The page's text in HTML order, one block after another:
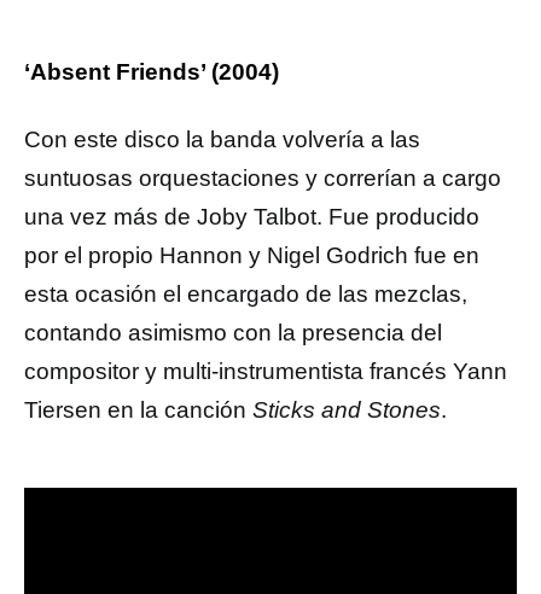
‘Absent Friends’ (2004)
Con este disco la banda volvería a las
suntuosas orquestaciones y correrían a cargo
una vez más de Joby Talbot. Fue producido
por el propio Hannon y Nigel Godrich fue en
esta ocasión el encargado de las mezclas,
contando asimismo con la presencia del
compositor y multi-instrumentista francés Yann
Tiersen en la canción Sticks and Stones.